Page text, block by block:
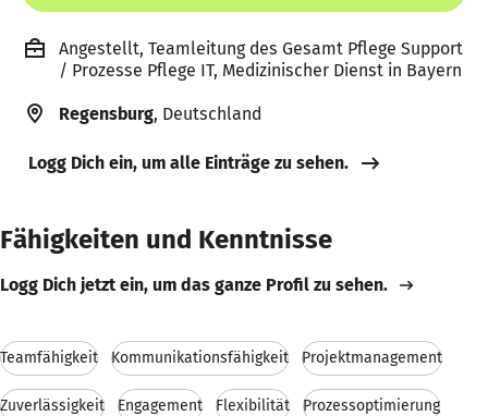
Angestellt, Teamleitung des Gesamt Pflege Support
/ Prozesse Pflege IT, Medizinischer Dienst in Bayern
Regensburg, Deutschland
Logg Dich ein, um alle Einträge zu sehen.
Fähigkeiten und Kenntnisse
Logg Dich jetzt ein, um das ganze Profil zu sehen.
Teamfähigkeit Kommunikationsfähigkeit Projektmanagement
Zuverlässigkeit Engagement Flexibilität Prozessoptimierung